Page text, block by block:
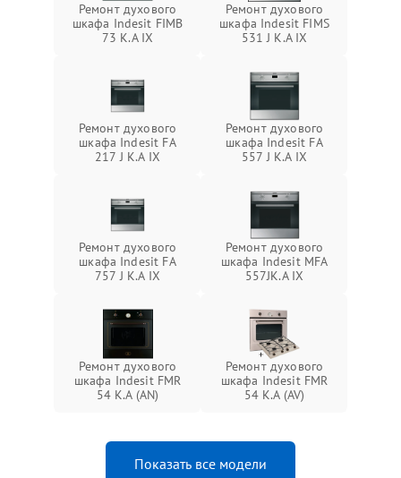
Ремонт духового
шкафа Indesit FIMB
73 K.A IX
Ремонт духового
шкафа Indesit FIMS
531 J K.A IX
Ремонт духового
шкафа Indesit FA
217 J K.A IX
Ремонт духового
шкафа Indesit FA
557 J K.A IX
Ремонт духового
шкафа Indesit FA
757 J K.A IX
Ремонт духового
шкафа Indesit MFA
557JK.A IX
Ремонт духового
шкафа Indesit FMR
54 K.A (AN)
Ремонт духового
шкафа Indesit FMR
54 K.A (AV)
Показать все модели